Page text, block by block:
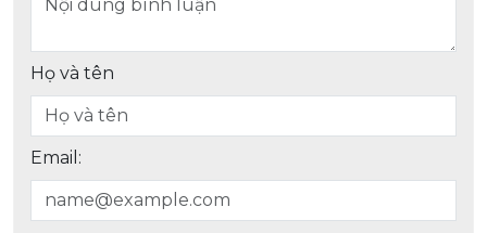
Họ và tên
Email: